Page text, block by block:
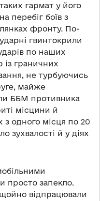
гармат у його
перебіг боїв з
фронту. По-
гвинтокрили
по наших
із граничних
не турбуючись
майже
ББМ противника
місцини й
з одного місця по 20
зухвалості й у діях
просто запекло.
відпрацювали